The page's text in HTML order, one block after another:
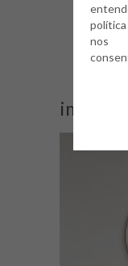
política
nos
image